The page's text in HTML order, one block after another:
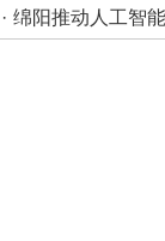
· 绵阳推动人工智